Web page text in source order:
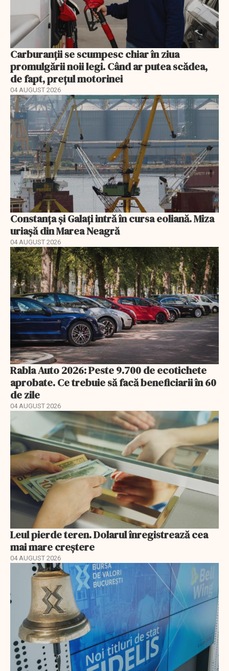
Carburanții se scumpesc chiar în ziua
promulgării noii legi. Când ar putea scădea,
de fapt, prețul motorinei
04 AUGUST 2026
Constanța și Galați intră în cursa eoliană. Miza
uriașă din Marea Neagră
04 AUGUST 2026
Rabla Auto 2026: Peste 9.700 de ecotichete
aprobate. Ce trebuie să facă beneficiarii în 60
de zile
04 AUGUST 2026
Leul pierde teren. Dolarul înregistrează cea
mai mare creștere
04 AUGUST 2026